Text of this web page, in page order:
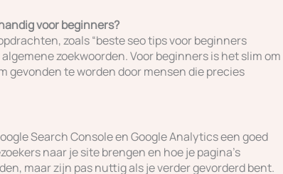
voor beginners?
zoals “beste seo tips voor beginners
zoekwoorden. Voor beginners is het slim om
gevonden te worden door mensen die precies
Search Console en Google Analytics een goed
naar je site brengen en hoe je pagina’s
maar zijn pas nuttig als je verder gevorderd bent.